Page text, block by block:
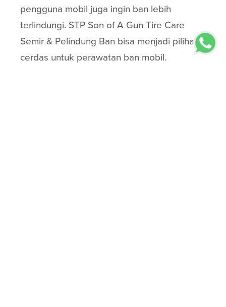
pengguna mobil juga ingin ban lebih
terlindungi. STP Son of A Gun Tire Care
Semir & Pelindung Ban bisa menjadi pilihan
cerdas untuk perawatan ban mobil.